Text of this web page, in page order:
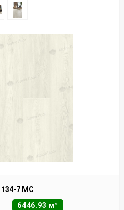
134-7 MC
6446.93 м²